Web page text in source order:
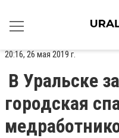
20:16, 26 мая 2019 г.
В Уральске
городская